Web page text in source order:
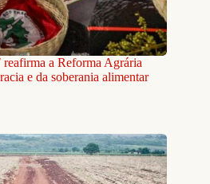
a Reforma Agrária
e da soberania alimentar